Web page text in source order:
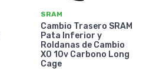
SRAM
Cambio Trasero SRAM
Pata Inferior y
Roldanas de Cambio
X0 10v Carbono Long
Cage